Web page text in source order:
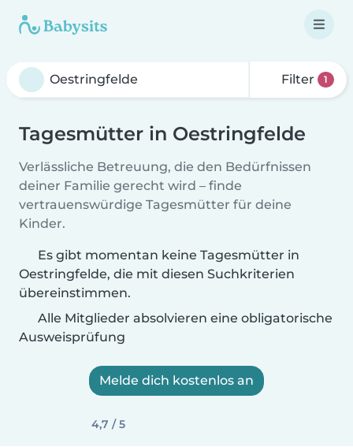
Filter 1
Tagesmütter in Oestringfelde
Verlässliche Betreuung, die den Bedürfnissen
deiner Familie gerecht wird – finde
vertrauenswürdige Tagesmütter für deine
Kinder.
Es gibt momentan keine Tagesmütter in
Oestringfelde, die mit diesen Suchkriterien
übereinstimmen.
Alle Mitglieder absolvieren eine obligatorische
Ausweisprüfung
Melde dich kostenlos an
4,7 / 5